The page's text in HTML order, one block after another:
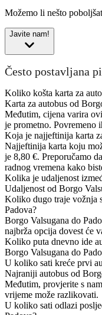
Možemo li nešto
Javite nam!
Često postavljana
Koliko košta karta za
Karta za autobus od
Međutim, cijena varira
je prometno. Povremeno
Koja je najjeftinija karta
Najjeftinija karta koju
je 8,80 €. Preporučamo
radnog vremena kako
Kolika je udaljenost
Udaljenost od Borgo
Koliko dugo traje vožnja
Padova?
Borgo Valsugana do
najbrža opcija dovest će
Koliko puta dnevno ide
Borgo Valsugana do
U koliko sati kreće prvi
Najraniji autobus od
Međutim, provjerite s
vrijeme može razlikovati.
U koliko sati odlazi